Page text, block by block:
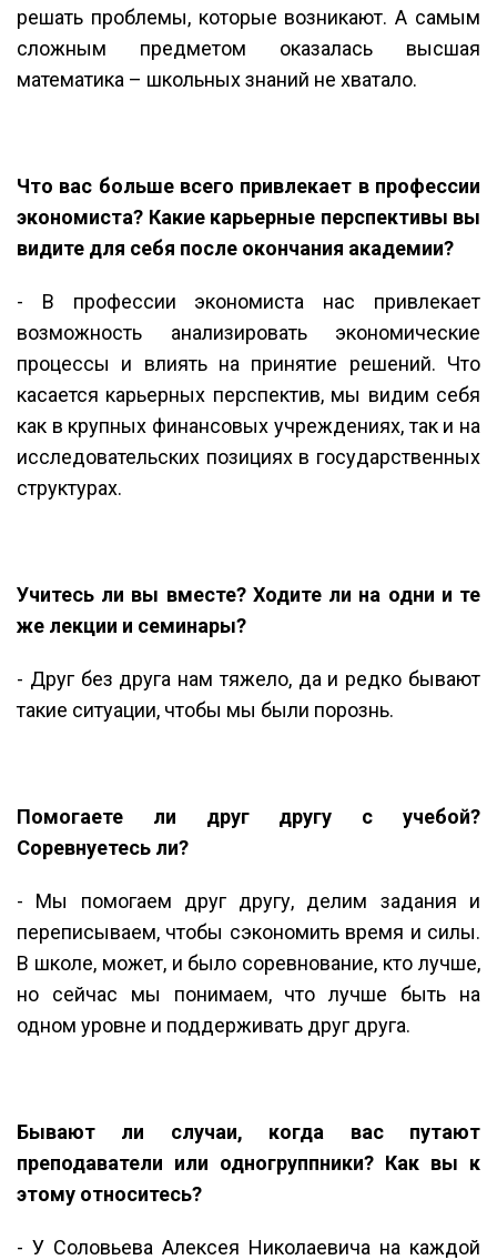
решать проблемы, которые возникают. А самым
сложным предметом оказалась высшая
математика – школьных знаний не хватало.
Что вас больше всего привлекает в профессии
экономиста? Какие карьерные перспективы вы
видите для себя после окончания академии?
- В профессии экономиста нас привлекает
возможность анализировать экономические
процессы и влиять на принятие решений. Что
касается карьерных перспектив, мы видим себя
как в крупных финансовых учреждениях, так и на
исследовательских позициях в государственных
структурах.
Учитесь ли вы вместе? Ходите ли на одни и те
же лекции и семинары?
- Друг без друга нам тяжело, да и редко бывают
такие ситуации, чтобы мы были порознь.
Помогаете ли друг другу с учебой?
Соревнуетесь ли?
- Мы помогаем друг другу, делим задания и
переписываем, чтобы сэкономить время и силы.
В школе, может, и было соревнование, кто лучше,
но сейчас мы понимаем, что лучше быть на
одном уровне и поддерживать друг друга.
Бывают ли случаи, когда вас путают
преподаватели или одногруппники? Как вы к
этому относитесь?
- У Соловьева Алексея Николаевича на каждой